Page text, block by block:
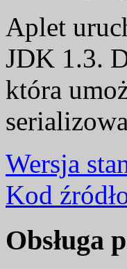
Aplet
JDK 1.3.
która
Wersja
Kod
Obsługa